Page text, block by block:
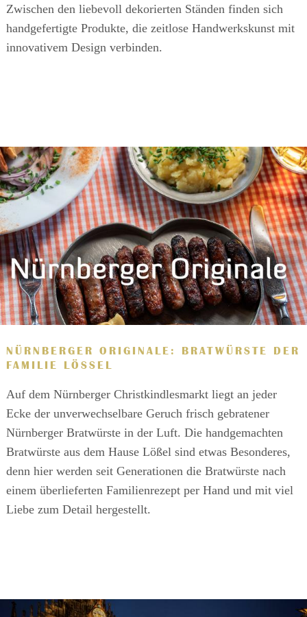
Zwischen den liebevoll dekorierten Ständen finden sich
handgefertigte Produkte, die zeitlose Handwerkskunst mit
innovativem Design verbinden.
NÜRNBERGER ORIGINALE: BRATWÜRSTE DER
FAMILIE LÖSSEL
Auf dem Nürnberger Christkindlesmarkt liegt an jeder
Ecke der unverwechselbare Geruch frisch gebratener
Nürnberger Bratwürste in der Luft. Die handgemachten
Bratwürste aus dem Hause Lößel sind etwas Besonderes,
denn hier werden seit Generationen die Bratwürste nach
einem überlieferten Familienrezept per Hand und mit viel
Liebe zum Detail hergestellt.